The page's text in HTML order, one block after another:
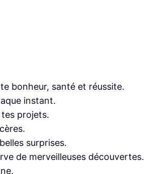
bonheur, santé et réussite.
instant.
projets.
surprises.
de merveilleuses découvertes.